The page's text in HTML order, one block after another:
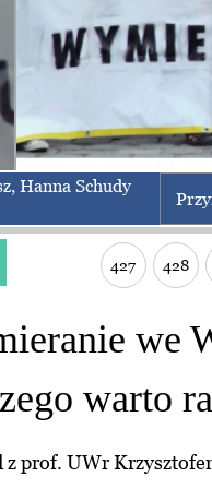
Hanna Schudy
427 428
we
warto
z prof. UWr